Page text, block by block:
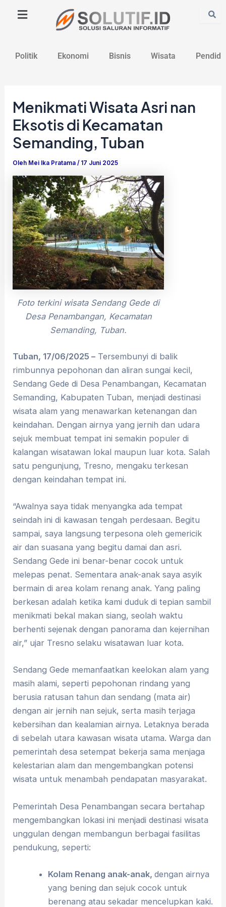
Politik Ekonomi Bisnis Wisata
Menikmati Wisata Asri nan
Eksotis di Kecamatan
Semanding, Tuban
Oleh Mei Ika Pratama/ 17 Juni 2025
Foto terkini wisata Sendang Gede di
Desa Penambangan, Kecamatan
Semanding, Tuban.
Tuban, 17/06/2025 – Tersembunyi di balik
rimbunnya pepohonan dan aliran sungai kecil,
Sendang Gede di Desa Penambangan, Kecamatan
Semanding, Kabupaten Tuban, menjadi destinasi
wisata alam yang menawarkan ketenangan dan
keindahan. Dengan airnya yang jernih dan udara
sejuk membuat tempat ini semakin populer di
kalangan wisatawan lokal maupun luar kota. Salah
satu pengunjung, Tresno, mengaku terkesan
dengan keindahan tempat ini.
“Awalnya saya tidak menyangka ada tempat
seindah ini di kawasan tengah perdesaan. Begitu
sampai, saya langsung terpesona oleh gemericik
air dan suasana yang begitu damai dan asri.
Sendang Gede ini benar-benar cocok untuk
melepas penat. Sementara anak-anak saya asyik
bermain di area kolam renang anak. Yang paling
berkesan adalah ketika kami duduk di tepian sambil
menikmati bekal makan siang, seolah waktu
berhenti sejenak dengan panorama dan kejernihan
air,” ujar Tresno selaku wisatawan luar kota.
Sendang Gede memanfaatkan keelokan alam yang
masih alami, seperti pepohonan rindang yang
berusia ratusan tahun dan sendang (mata air)
dengan air jernih nan sejuk, serta masih terjaga
kebersihan dan kealamian airnya. Letaknya berada
di sebelah utara kawasan wisata utama. Warga dan
pemerintah desa setempat bekerja sama menjaga
kelestarian alam dan mengembangkan potensi
wisata untuk menambah pendapatan masyarakat.
Pemerintah Desa Penambangan secara bertahap
mengembangkan lokasi ini menjadi destinasi wisata
unggulan dengan membangun berbagai fasilitas
pendukung, seperti:
Kolam Renang anak-anak, dengan airnya
yang bening dan sejuk cocok untuk
berenang atau sekadar mencelupkan kaki.
navigation